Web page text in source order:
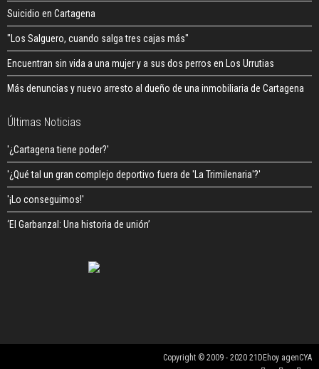
Suicidio en Cartagena
"Los Salguero, cuando salga tres cajas más"
Encuentran sin vida a una mujer y a sus dos perros en Los Urrutias
Más denuncias y nuevo arresto al dueño de una inmobiliaria de Cartagena
Últimas Noticias
'¿Cartagena tiene poder?'
'¿Qué tal un gran complejo deportivo fuera de 'La Trimilenaria'?'
'¡Lo conseguimos!'
‘El Garbanzal: Una historia de unión’
Copyright © 2009 - 2020 21DEhoy agenCYA